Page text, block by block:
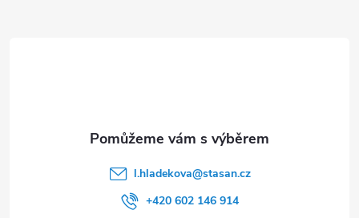
l.hladekova@stasan.cz
+420 602 146 914